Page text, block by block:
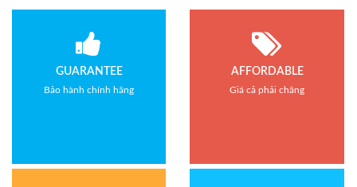
GUARANTEE
Bảo hành chính hãng
AFFORDABLE
Giá cả phải chăng